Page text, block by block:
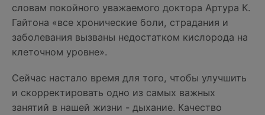
словам покойного уважаемого доктора Артура К.
Гайтона «все хронические боли, страдания и
заболевания вызваны недостатком кислорода на
клеточном уровне».
Сейчас настало время для того, чтобы улучшить
и скорректировать одно из самых важных
занятий в нашей жизни - дыхание. Качество